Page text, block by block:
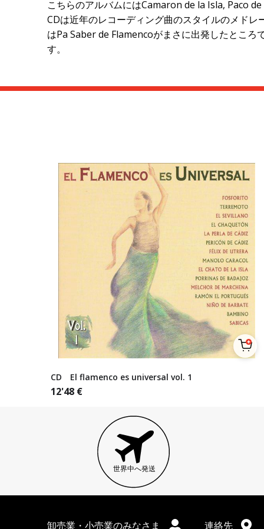
こちらのアルバムにはCamaron de la Isla, Paco
CDは近年のレコーディング曲のスタイルのメド
はPa Saber de Flamencoがまさに出発したとこ
す。
CD El flamenco es universal vol. 1
12'48 €
世界中へ発送
卸売業・小売業のみなさま 連絡先